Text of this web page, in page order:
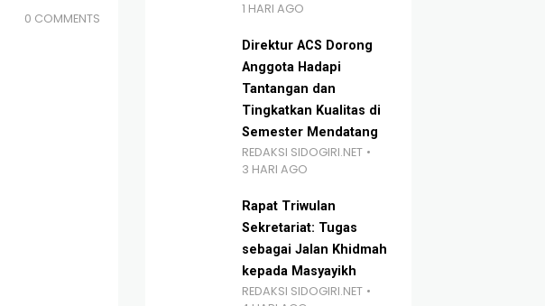
0 COMMENTS
1 HARI AGO
Direktur ACS Dorong
Anggota Hadapi
Tantangan dan
Tingkatkan Kualitas di
Semester Mendatang
REDAKSI SIDOGIRI.NET
3 HARI AGO
Rapat Triwulan
Sekretariat: Tugas
sebagai Jalan Khidmah
kepada Masyayikh
REDAKSI SIDOGIRI.NET